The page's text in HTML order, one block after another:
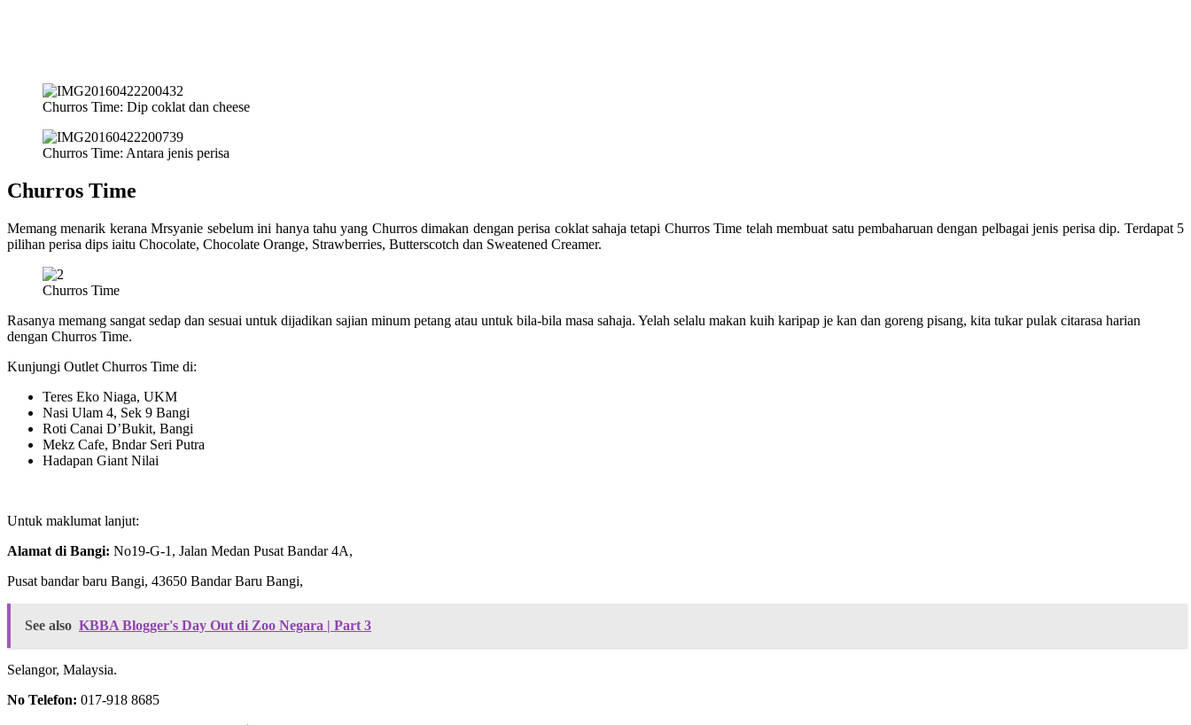
Churros Time: Dip coklat dan cheese
Churros Time: Antara jenis perisa
Churros Time
Memang menarik kerana Mrsyanie sebelum ini hanya tahu yang Churros dimakan dengan perisa coklat sahaja tetapi Churros Time telah membuat satu pembaharuan dengan pelbagai jenis perisa dip. Terdapat 5
pilihan perisa dips iaitu Chocolate, Chocolate Orange, Strawberries, Butterscotch dan Sweatened Creamer.
Churros Time
Rasanya memang sangat sedap dan sesuai untuk dijadikan sajian minum petang atau untuk bila-bila masa sahaja. Yelah selalu makan kuih karipap je kan dan goreng pisang, kita tukar pulak citarasa harian
dengan Churros Time.
Kunjungi Outlet Churros Time di:
Teres Eko Niaga, UKM
Nasi Ulam 4, Sek 9 Bangi
Roti Canai D’Bukit, Bangi
Mekz Cafe, Bndar Seri Putra
Hadapan Giant Nilai
Untuk maklumat lanjut:
Alamat di Bangi: No19-G-1, Jalan Medan Pusat Bandar 4A,
Pusat bandar baru Bangi, 43650 Bandar Baru Bangi,
See also KBBA Blogger's Day Out di Zoo Negara | Part 3
Selangor, Malaysia.
No Telefon: 017-918 8685